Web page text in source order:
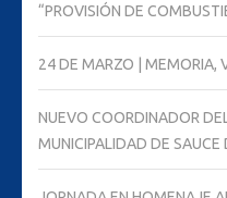
“PROVISIÓN DE
24 DE MARZO | MEMORIA,
NUEVO COORDINADOR
MUNICIPALIDAD DE SAUCE